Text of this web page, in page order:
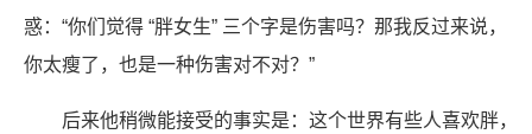
惑：“你们觉得 “胖女生” 三个字是伤害吗？那我反过来说，
你太瘦了，也是一种伤害对不对？”
后来他稍微能接受的事实是：这个世界有些人喜欢胖，